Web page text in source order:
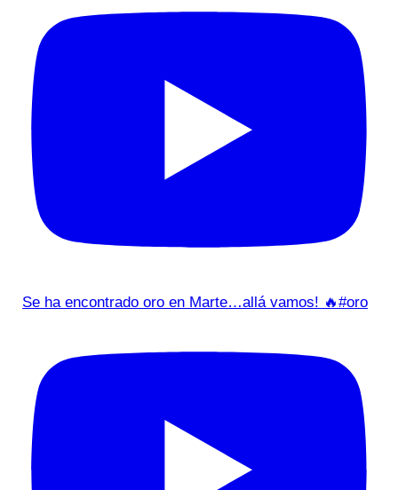
Se ha encontrado oro en Marte…allá vamos! 🔥#oro